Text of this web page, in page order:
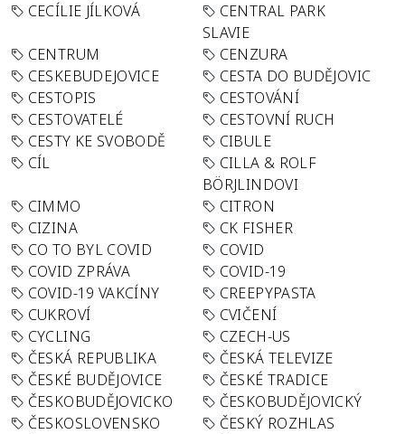
CECÍLIE JÍLKOVÁ
CENTRAL PARK
SLAVIE
CENTRUM
CENZURA
CESKEBUDEJOVICE
CESTA DO BUDĚJOVIC
CESTOPIS
CESTOVÁNÍ
CESTOVATELÉ
CESTOVNÍ RUCH
CESTY KE SVOBODĚ
CIBULE
CÍL
CILLA & ROLF
BÖRJLINDOVI
CIMMO
CITRON
CIZINA
CK FISHER
CO TO BYL COVID
COVID
COVID ZPRÁVA
COVID-19
COVID-19 VAKCÍNY
CREEPYPASTA
CUKROVÍ
CVIČENÍ
CYCLING
CZECH-US
ČESKÁ REPUBLIKA
ČESKÁ TELEVIZE
ČESKÉ BUDĚJOVICE
ČESKÉ TRADICE
ČESKOBUDĚJOVICKO
ČESKOBUDĚJOVICKÝ
ČESKOSLOVENSKO
ČESKÝ ROZHLAS